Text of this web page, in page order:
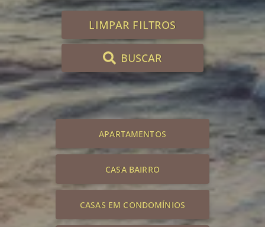
LIMPAR FILTROS
BUSCAR
APARTAMENTOS
CASA BAIRRO
CASAS EM CONDOMÍNIOS